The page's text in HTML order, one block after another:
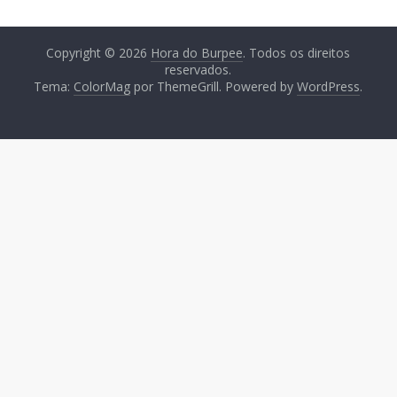
Copyright © 2026 Hora do Burpee. Todos os direitos
reservados.
Tema: ColorMag por ThemeGrill. Powered byWordPress.